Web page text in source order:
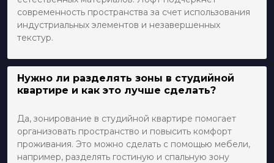
современность пространства за счет использования
индустриальных элементов и незавершенных
текстур.
Нужно ли разделять зоны в студийной
квартире и как это лучше сделать?
Да, зонирование в студийной квартире помогает
организовать пространство и повысить комфорт
проживания. Это можно сделать с помощью мебели,
например, разделять гостиную и спальную зону